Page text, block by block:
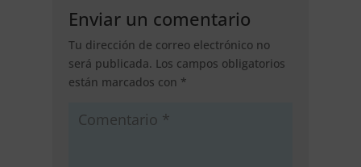
Enviar un comentario
Tu dirección de correo electrónico no
será publicada. Los campos obligatorios
están marcados con *